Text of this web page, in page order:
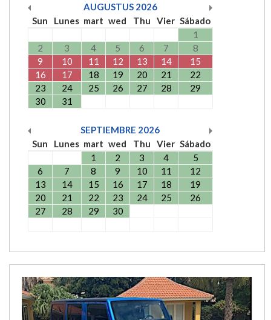
AUGUSTUS 2026
Sun
Lunes mart wed Thu Vier Sábado
1
2
3 4 5 6 7
8
9
10 11 12 13 14
15
16
17 18 19 20 21
22
23
24 25 26 27 28
29
30
31
SEPTIEMBRE 2026
Sun
Lunes mart wed Thu Vier Sábado
1
2 3 4
5
6
7 8 9 10 11
12
13
14 15 16 17 18
19
20
21 22 23 24 25
26
27
28 29 30